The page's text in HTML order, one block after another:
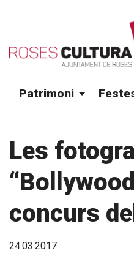
Patrimoni
Les
concurs
24.03.2017